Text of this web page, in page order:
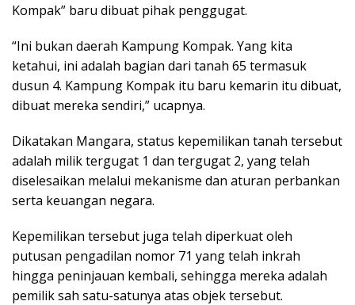
Kompak” baru dibuat pihak penggugat.
“Ini bukan daerah Kampung Kompak. Yang kita
ketahui, ini adalah bagian dari tanah 65 termasuk
dusun 4. Kampung Kompak itu baru kemarin itu dibuat,
dibuat mereka sendiri,” ucapnya.
Dikatakan Mangara, status kepemilikan tanah tersebut
adalah milik tergugat 1 dan tergugat 2, yang telah
diselesaikan melalui mekanisme dan aturan perbankan
serta keuangan negara.
Kepemilikan tersebut juga telah diperkuat oleh
putusan pengadilan nomor 71 yang telah inkrah
hingga peninjauan kembali, sehingga mereka adalah
pemilik sah satu-satunya atas objek tersebut.